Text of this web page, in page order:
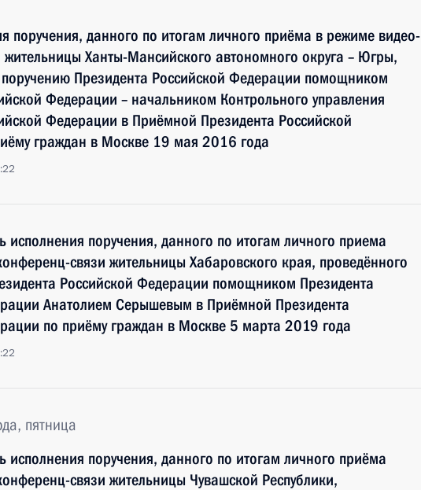
поручения, данного по итогам личного приёма в режиме видео-
Ханты-Мансийского автономного округа – Югры,
Президента Российской Федерации помощником
Федерации – начальником Контрольного управления
Федерации в Приёмной Президента Российской
граждан в Москве 19 мая 2016 года
исполнения поручения, данного по итогам личного приема
связи жительницы Хабаровского края, проведённого
Российской Федерации помощником Президента
Анатолием Серышевым в Приёмной Президента
по приёму граждан в Москве 5 марта 2019 года
пятница
исполнения поручения, данного по итогам личного приёма
связи жительницы Чувашской Республики,